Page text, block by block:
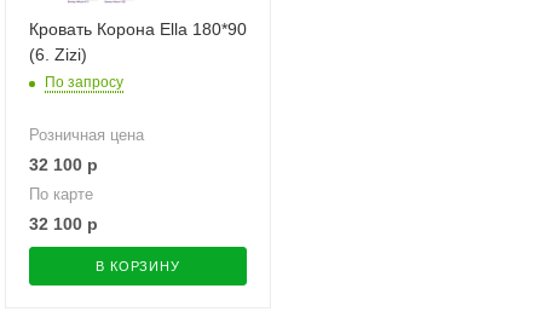
Кровать Корона Ella 180*90
(6. Zizi)
По запросу
Розничная цена
32 100 р
По карте
32 100 р
В КОРЗИНУ